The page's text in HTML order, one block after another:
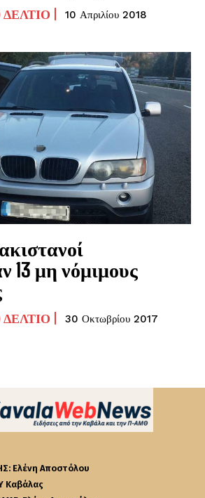
10 Απριλίου 2018
13 μη νόμιμους
30 Οκτωβρίου 2017
Ελένη Αποστόλου
Καβάλας